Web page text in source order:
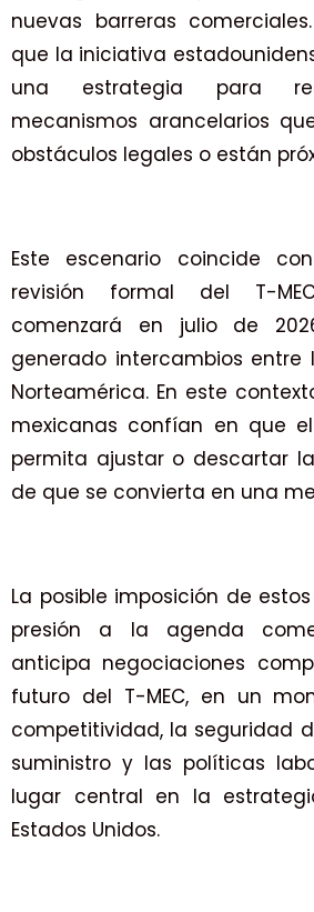
nuevas barreras
que la iniciativa
una estrategia para
mecanismos arancelarios
obstáculos legales o están
Este escenario coincide
revisión formal del T-
comenzará en julio de
generado intercambios entre
Norteamérica. En este
mexicanas confían en que
permita ajustar o descartar
de que se convierta en una
La posible imposición de
presión a la agenda
anticipa negociaciones
futuro del T-MEC, en un
competitividad, la seguridad
suministro y las políticas
lugar central en la
Estados Unidos.